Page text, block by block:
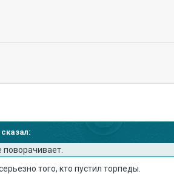
того, кто пустил торпеды.